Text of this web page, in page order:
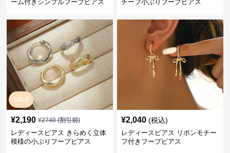
ーム付きシンプルフープピアス
チーフ小ぶりフープピアス
SALE
¥2,190 ¥2740(割引前)
レディースピアス きらめく立体
模様の小ぶりフープピアス
¥2,040 (税込)
レディースピアス リボンモチー
フ付きフープピアス